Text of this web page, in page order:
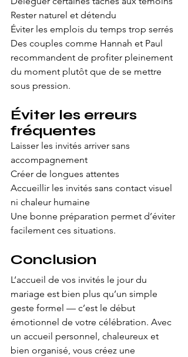
Rester naturel et détendu
Éviter les emplois du temps trop serrés
Des couples comme Hannah et Paul
recommandent de profiter pleinement
du moment plutôt que de se mettre
sous pression.
Éviter les erreurs
fréquentes
Laisser les invités arriver sans
accompagnement
Créer de longues attentes
Accueillir les invités sans contact visuel
ni chaleur humaine
Une bonne préparation permet d’éviter
facilement ces situations.
Conclusion
L’accueil de vos invités le jour du
mariage est bien plus qu’un simple
geste formel — c’est le début
émotionnel de votre célébration. Avec
un accueil personnel, chaleureux et
bien organisé, vous créez une